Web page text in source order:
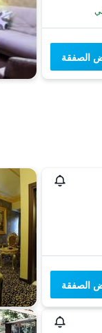
الصفقة
الصفقة